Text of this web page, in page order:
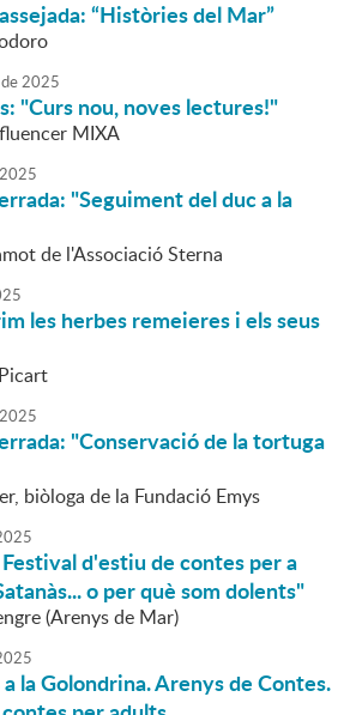
“Històries del Mar”
de2025
"Curs nou, noves lectures!"
MIXA
2025
"Seguiment del duc a la
de l'Associació Sterna
les herbes remeieres i els seus
2025
"Conservació de la tortuga
biòloga de la Fundació Emys
d'estiu de contes per a
o per què som dolents"
(Arenys de Mar)
la Golondrina. Arenys de Contes.